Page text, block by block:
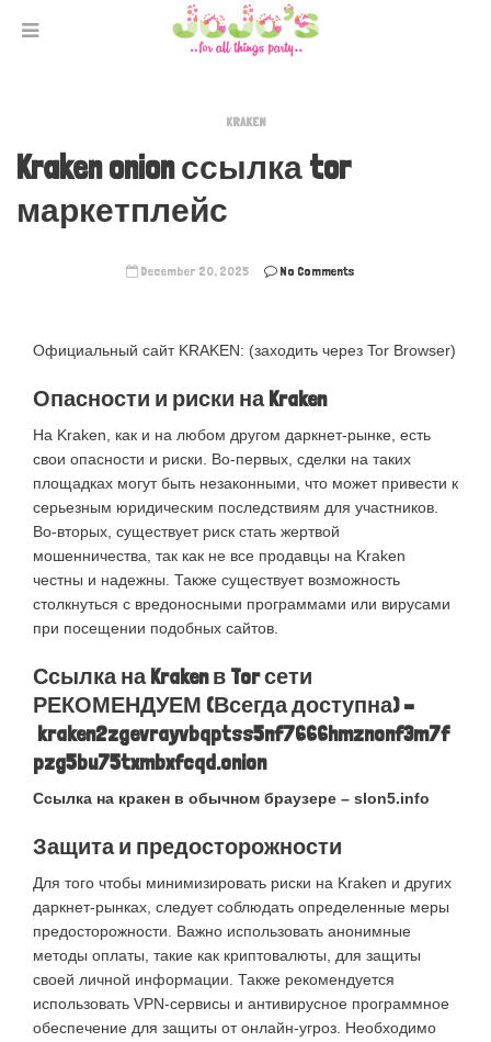
KRAKEN
Kraken onion ссылка tor
маркетплейс
December 20, 2025 No Comments
Официальный сайт KRAKEN: (заходить через Tor Browser)
Опасности и риски на Kraken
На Kraken, как и на любом другом даркнет-рынке, есть
свои опасности и риски. Во-первых, сделки на таких
площадках могут быть незаконными, что может привести к
серьезным юридическим последствиям для участников.
Во-вторых, существует риск стать жертвой
мошенничества, так как не все продавцы на Kraken
честны и надежны. Также существует возможность
столкнуться с вредоносными программами или вирусами
при посещении подобных сайтов.
Ссылка на Kraken в Tor сети
РЕКОМЕНДУЕМ (Всегда доступна) –
kraken2zgevrayvbqptss5nf7666hmznonf3m7f
pzg5bu75txmbxfcqd.onion
Ссылка на кракен в обычном браузере – slon5.info
Защита и предосторожности
Для того чтобы минимизировать риски на Kraken и других
даркнет-рынках, следует соблюдать определенные меры
предосторожности. Важно использовать анонимные
методы оплаты, такие как криптовалюты, для защиты
своей личной информации. Также рекомендуется
использовать VPN-сервисы и антивирусное программное
обеспечение для защиты от онлайн-угроз. Необходимо